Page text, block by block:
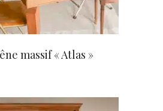
massif « Atlas »